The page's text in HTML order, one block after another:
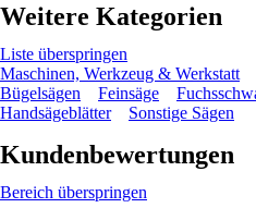
Weitere Kategorien
Liste überspringen
Maschinen, Werkzeug & Werkstatt
Bügelsägen
Feinsäge
Handsägeblätter
Sonstige Sägen
Kundenbewertungen
Bereich überspringen